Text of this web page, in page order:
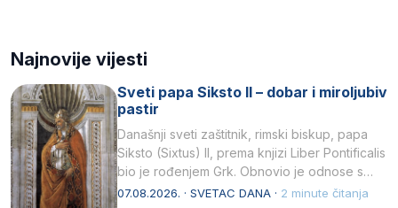
Najnovije vijesti
Sveti papa Siksto II – dobar i miroljubiv
pastir
Današnji sveti zaštitnik, rimski biskup, papa
Siksto (Sixtus) II, prema knjizi Liber Pontificalis
bio je rođenjem Grk. Obnovio je odnose s
afričkim…
07.08.2026. · SVETAC DANA · 2 minute čitanja